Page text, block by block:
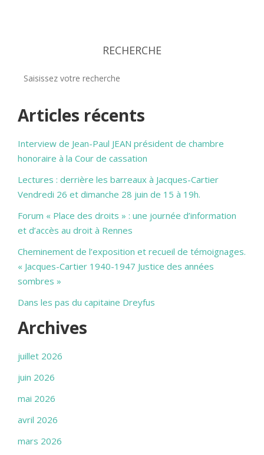
RECHERCHE
Articles récents
Interview de Jean-Paul JEAN président de chambre
honoraire à la Cour de cassation
Lectures : derrière les barreaux à Jacques-Cartier
Vendredi 26 et dimanche 28 juin de 15 à 19h.
Forum « Place des droits » : une journée d’information
et d’accès au droit à Rennes
Cheminement de l’exposition et recueil de témoignages.
« Jacques-Cartier 1940-1947 Justice des années
sombres »
Dans les pas du capitaine Dreyfus
Archives
juillet 2026
juin 2026
mai 2026
avril 2026
mars 2026